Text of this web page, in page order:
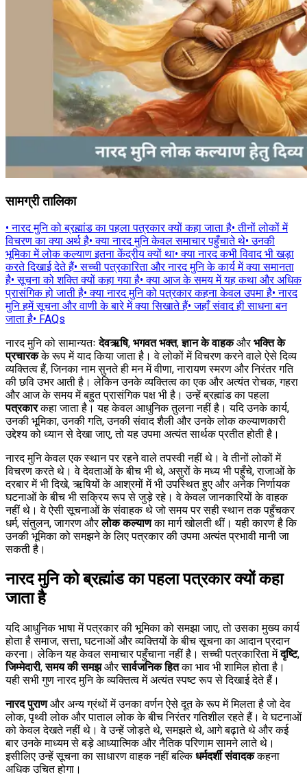
सामग्री तालिका
•नारद मुनि को ब्रह्मांड का पहला पत्रकार क्यों कहा जाता है•तीनों लोकों में
विचरण का क्या अर्थ है•क्या नारद मुनि केवल समाचार पहुँचाते थे•उनकी
भूमिका में लोक कल्याण इतना केंद्रीय क्यों था•क्या नारद कभी विवाद भी खड़ा
करते दिखाई देते हैं•सच्ची पत्रकारिता और नारद मुनि के कार्य में क्या समानता
है•सूचना को शक्ति क्यों कहा गया है•क्या आज के समय में यह कथा और अधिक
प्रासंगिक हो जाती है•क्या नारद मुनि को पत्रकार कहना केवल उपमा है•नारद
मुनि हमें सूचना और वाणी के बारे में क्या सिखाते हैं•जहाँ संवाद ही साधना बन
जाता है• FAQs
नारद मुनि को सामान्यतःदेवऋषि, भगवत भक्त,ज्ञान के वाहकऔरभक्ति के
प्रचारकके रूप में याद किया जाता है। वे लोकों में विचरण करने वाले ऐसे दिव्य
व्यक्तित्व हैं, जिनका नाम सुनते ही मन में वीणा, नारायण स्मरण और निरंतर गति
की छवि उभर आती है। लेकिन उनके व्यक्तित्व का एक और अत्यंत रोचक, गहरा
और आज के समय में बहुत प्रासंगिक पक्ष भी है। उन्हें ब्रह्मांड का पहला
पत्रकारकहा जाता है। यह केवल आधुनिक तुलना नहीं है। यदि उनके कार्य,
उनकी भूमिका, उनकी गति, उनकी संवाद शैली और उनके लोक कल्याणकारी
उद्देश्य को ध्यान से देखा जाए, तो यह उपमा अत्यंत सार्थक प्रतीत होती है।
नारद मुनि केवल एक स्थान पर रहने वाले तपस्वी नहीं थे। वे तीनों लोकों में
विचरण करते थे। वे देवताओं के बीच भी थे, असुरों के मध्य भी पहुँचे, राजाओं के
दरबार में भी दिखे, ऋषियों के आश्रमों में भी उपस्थित हुए और अनेक निर्णायक
घटनाओं के बीच भी सक्रिय रूप से जुड़े रहे। वे केवल जानकारियों के वाहक
नहीं थे। वे ऐसी सूचनाओं के संवाहक थे जो समय पर सही स्थान तक पहुँचकर
धर्म, संतुलन, जागरण औरलोक कल्याणका मार्ग खोलती थीं। यही कारण है कि
उनकी भूमिका को समझने के लिए पत्रकार की उपमा अत्यंत प्रभावी मानी जा
सकती है।
नारद मुनि को ब्रह्मांड का पहला पत्रकार क्यों कहा
जाता है
यदि आधुनिक भाषा में पत्रकार की भूमिका को समझा जाए, तो उसका मुख्य कार्य
होता है समाज, सत्ता, घटनाओं और व्यक्तियों के बीच सूचना का आदान प्रदान
करना। लेकिन यह केवल समाचार पहुँचाना नहीं है। सच्ची पत्रकारिता मेंदृष्टि,
जिम्मेदारी,समय की समझऔरसार्वजनिक हितका भाव भी शामिल होता है।
यही सभी गुण नारद मुनि के व्यक्तित्व में अत्यंत स्पष्ट रूप से दिखाई देते हैं।
नारद पुराणऔर अन्य ग्रंथों में उनका वर्णन ऐसे दूत के रूप में मिलता है जो देव
लोक, पृथ्वी लोक और पाताल लोक के बीच निरंतर गतिशील रहते हैं। वे घटनाओं
को केवल देखते नहीं थे। वे उन्हें जोड़ते थे, समझते थे, आगे बढ़ाते थे और कई
बार उनके माध्यम से बड़े आध्यात्मिक और नैतिक परिणाम सामने लाते थे।
इसीलिए उन्हें सूचना का साधारण वाहक नहीं बल्किधर्मदर्शी संवादककहना
अधिक उचित होगा।